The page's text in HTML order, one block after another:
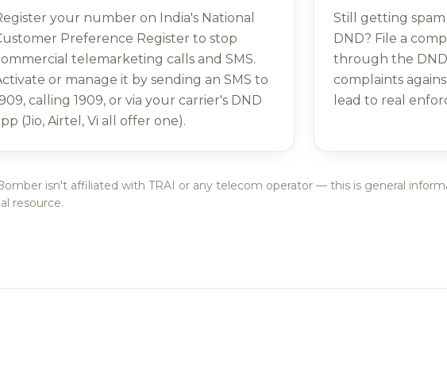
your number on India's National
Preference Register to stop
telemarketing calls and SMS.
or manage it by sending an SMS to
calling 1909, or via your carrier's DND
(Jio, Airtel, Vi all offer one).
Still getting
DND? File a
through the
complaints
lead to real
isn't affiliated with TRAI or any telecom operator — this is general
resource.